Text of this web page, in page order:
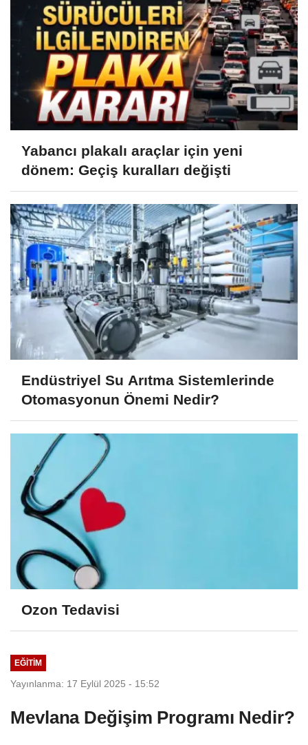
Yabancı plakalı araçlar için yeni
dönem: Geçiş kuralları değişti
Endüstriyel Su Arıtma Sistemlerinde
Otomasyonun Önemi Nedir?
Ozon Tedavisi
EĞITIM
Yayınlanma: 17 Eylül 2025 - 15:52
Mevlana Değişim Programı Nedir?